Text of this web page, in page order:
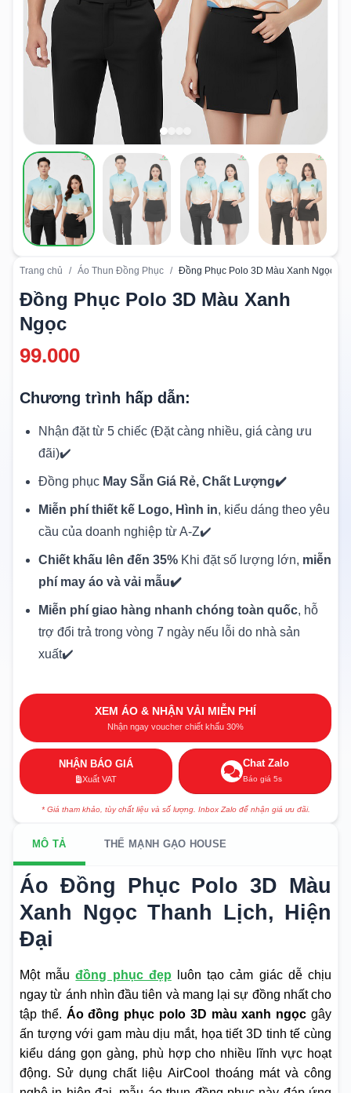
Trang chủ / Áo Thun Đồng Phục / Đồng Phục Polo 3D Màu Xanh Ngọc
Đồng Phục Polo 3D Màu Xanh
Ngọc
99.000
Chương trình hấp dẫn:
Nhận đặt từ 5 chiếc (Đặt càng nhiều, giá càng ưu
đãi)✔️
Đồng phục May Sẵn Giá Rẻ, Chất Lượng✔️
Miễn phí thiết kế Logo, Hình in, kiểu dáng theo yêu
cầu của doanh nghiệp từ A-Z✔️
Chiết khấu lên đến 35% Khi đặt số lượng lớn, miễn
phí may áo và vải mẫu✔️
Miễn phí giao hàng nhanh chóng toàn quốc, hỗ
trợ đổi trả trong vòng 7 ngày nếu lỗi do nhà sản
xuất✔️
XEM ÁO & NHẬN VẢI MIỄN PHÍ
Nhận ngay voucher chiết khấu 30%
NHẬN BÁO GIÁ
Xuất VAT
Chat Zalo
Báo giá 5s
* Giá tham khảo, tùy chất liệu và số lượng. Inbox Zalo để nhận giá ưu đãi.
MÔ TẢ THẾ MẠNH GẠO HOUSE
Áo Đồng Phục Polo 3D Màu
Xanh Ngọc Thanh Lịch, Hiện
Đại
Một mẫuđồng phục đẹp luôn tạo cảm giác dễ chịu
ngay từ ánh nhìn đầu tiên và mang lại sự đồng nhất cho
tập thể. Áo đồng phục polo 3D màu xanh ngọc gây
ấn tượng với gam màu dịu mắt, họa tiết 3D tinh tế cùng
kiểu dáng gọn gàng, phù hợp cho nhiều lĩnh vực hoạt
động. Sử dụng chất liệu AirCool thoáng mát và công